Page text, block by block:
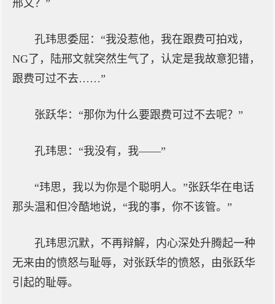
邢文？”
孔玮思委屈：“我没惹他，我在跟费可拍戏，
NG了，陆邢文就突然生气了，认定是我故意犯错，
跟费可过不去……”
张跃华：“那你为什么要跟费可过不去呢？”
孔玮思：“我没有，我——”
“玮思，我以为你是个聪明人。”张跃华在电话
那头温和但冷酷地说，“我的事，你不该管。”
孔玮思沉默，不再辩解，内心深处升腾起一种
无来由的愤怒与耻辱，对张跃华的愤怒，由张跃华
引起的耻辱。